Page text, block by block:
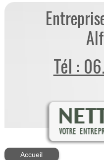
Tél :
Accueil